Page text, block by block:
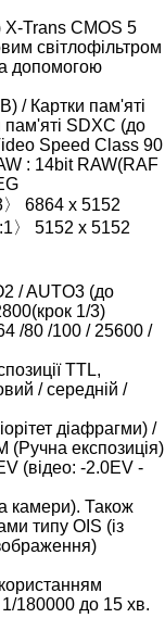
Trans CMOS 5
світлофільтром
допомогою
/ Картки пам'яті
SDXC (до
Speed Class 90
: 14bit RAW(RAF
〉 6864 x 5152
〉 5152 x 5152
/ AUTO3 (до
1/3)
/80 /100 / 25600 /
TTL,
/ середній /
діафрагми) /
(Ручна експозиція)
(відео: -2.0EV -
камери). Також
типу OIS (із
1/180000 до 15 хв.